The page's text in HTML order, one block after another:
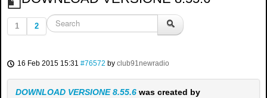
1 2
16 Feb 2015 15:31 #76572 by club91newradio
DOWNLOAD VERSIONE 8.55.6 was created by